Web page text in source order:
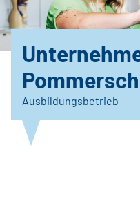
Ausbildungsbetrieb